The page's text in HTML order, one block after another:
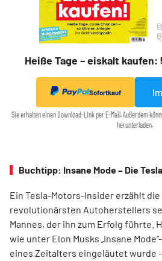
Heiße Tage – eiskalt
Sofortkauf
Sie erhalten einen Download-Link per E-Mail. Außerdem
herunterladen.
Buchtipp: Insane Mode – Die
Ein Tesla-Motors-Insider erzählt
revolutionärsten Autoherstellers
Mannes, der ihn zum Erfolg führte.
wie unter Elon Musks „Insane
eines Zeitalters eingeläutet wurde